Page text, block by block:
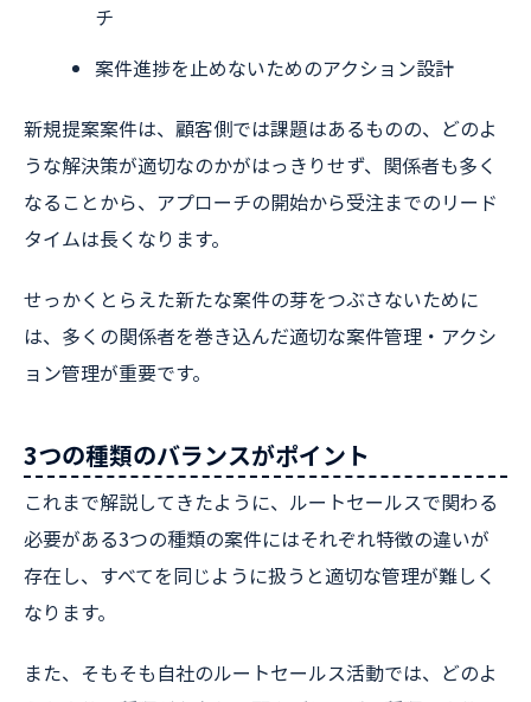
チ
案件進捗を止めないためのアクション設計
新規提案案件は、顧客側では課題はあるものの、どのよ
うな解決策が適切なのかがはっきりせず、関係者も多く
なることから、アプローチの開始から受注までのリード
タイムは長くなります。
せっかくとらえた新たな案件の芽をつぶさないために
は、多くの関係者を巻き込んだ適切な案件管理・アクシ
ョン管理が重要です。
3つの種類のバランスがポイント
これまで解説してきたように、ルートセールスで関わる
必要がある3つの種類の案件にはそれぞれ特徴の違いが
存在し、すべてを同じように扱うと適切な管理が難しく
なります。
また、そもそも自社のルートセールス活動では、どのよ